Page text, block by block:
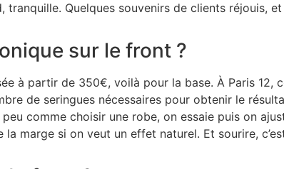
tranquille. Quelques souvenirs de clients réjouis,
sur le front ?
à partir de 350€, voilà pour la base. À Paris 12,
de seringues nécessaires pour obtenir le
comme choisir une robe, on essaie puis on
marge si on veut un effet naturel. Et sourire,